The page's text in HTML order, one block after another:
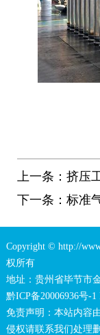
上一条：挤压
下一条：标准
Copyright © http://
权所有
地址：贵州省毕节市
黔ICP备20006936号-1
免责声明：本站内容
侵权请联系我们处理